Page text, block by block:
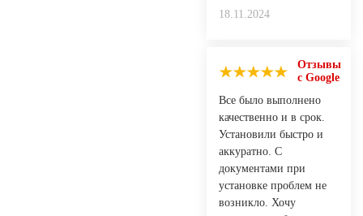
18.11.2024
Отзывы
с Google
Все было выполнено
качественно и в срок.
Установили быстро и
аккуратно. С
документами при
установке проблем не
возникло. Хочу